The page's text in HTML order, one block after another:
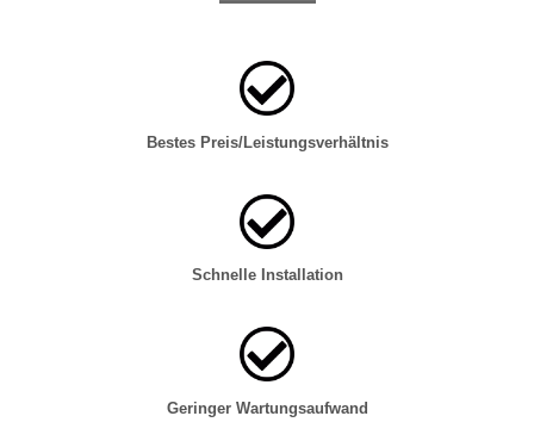
Bestes Preis/Leistungsverhältnis
Schnelle Installation
Geringer Wartungsaufwand